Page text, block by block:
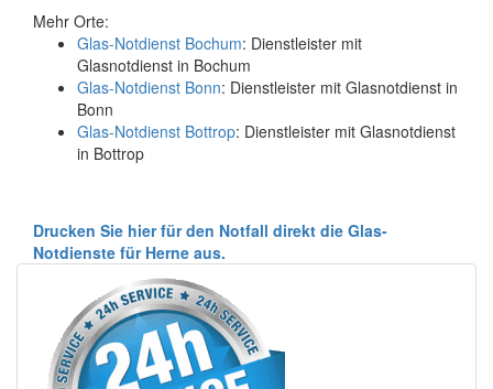
Mehr Orte:
Glas-Notdienst Bochum: Dienstleister mit
Glasnotdienst in Bochum
Glas-Notdienst Bonn: Dienstleister mit Glasnotdienst in
Bonn
Glas-Notdienst Bottrop: Dienstleister mit Glasnotdienst
in Bottrop
Drucken Sie hier für den Notfall direkt die Glas-
Notdienste für Herne aus.